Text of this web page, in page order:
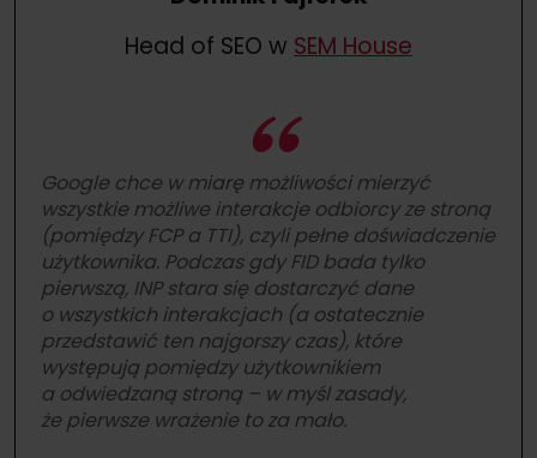
Head of SEO w SEM House
Google chce w miarę możliwości mierzyć
wszystkie możliwe interakcje odbiorcy ze stroną
(pomiędzy FCP a TTI), czyli pełne doświadczenie
użytkownika. Podczas gdy FID bada tylko
pierwszą, INP stara się dostarczyć dane
o wszystkich interakcjach (a ostatecznie
przedstawić ten najgorszy czas), które
występują pomiędzy użytkownikiem
a odwiedzaną stroną – w myśl zasady,
że pierwsze wrażenie to za mało.